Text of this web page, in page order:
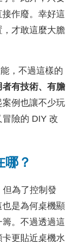
作廢。幸好這
才敢這麼大膽
，不過這樣的
者有技術、有膽
案例也讓不少玩
險的 DIY 改
？
為了控制發
是為何桌機顯
。不過透過這
更貼近桌機水